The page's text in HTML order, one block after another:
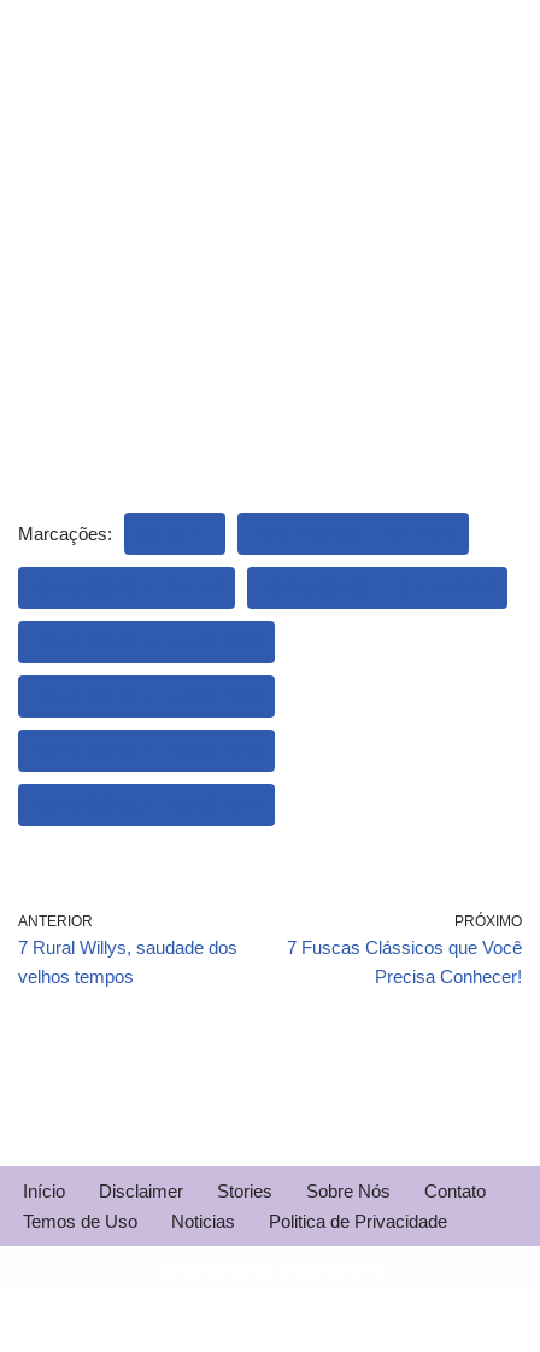
Marcações:
ANTERIOR
7 Rural Willys, saudade dos
velhos tempos
PRÓXIMO
7 Fuscas Clássicos que Você
Precisa Conhecer!
Início Disclaimer Stories Sobre Nós
Contato
Temos de Uso
Noticias Politica de Privacidade